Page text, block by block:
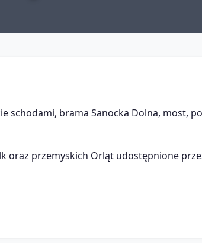
schodami, brama Sanocka Dolna, most,
oraz przemyskich Orląt udostępnione